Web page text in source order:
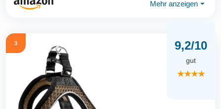
Mehr anzeigen ⏷
3 9,2/10
gut
★★★★